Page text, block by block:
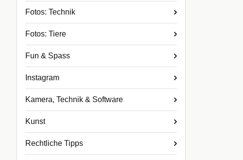
Fotos: Technik
Fotos: Tiere
Fun & Spass
Instagram
Kamera, Technik & Software
Kunst
Rechtliche Tipps